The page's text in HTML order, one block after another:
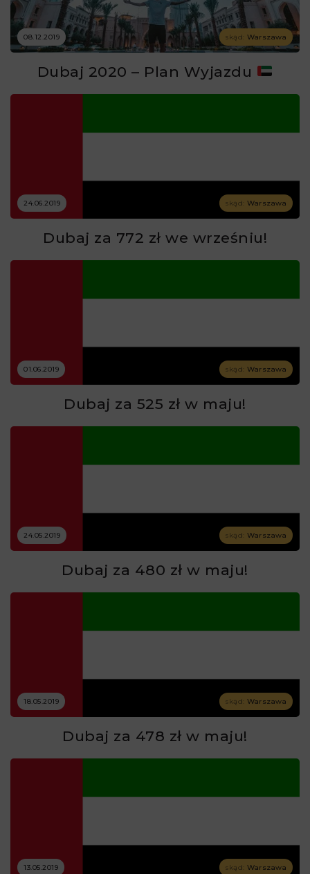
08.12.2019 skąd: Warszawa
Dubaj 2020 – Plan Wyjazdu
24.06.2019 skąd: Warszawa
Dubaj za 772 zł we wrześniu!
01.06.2019 skąd: Warszawa
Dubaj za 525 zł w maju!
24.05.2019 skąd: Warszawa
Dubaj za 480 zł w maju!
18.05.2019 skąd: Warszawa
Dubaj za 478 zł w maju!
13.05.2019 skąd: Warszawa